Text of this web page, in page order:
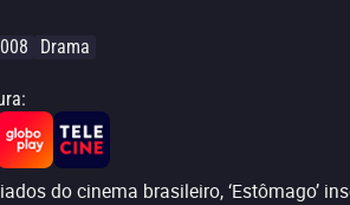
Drama
:
do cinema brasileiro, ‘Estômago’